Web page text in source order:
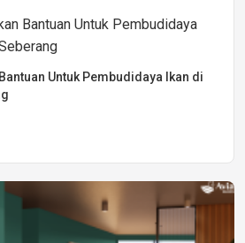
Untuk Pembudidaya Ikan di